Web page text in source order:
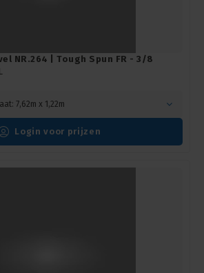
NR.264 | Tough Spun FR - 3/8
7,62m x 1,22m
Login voor prijzen